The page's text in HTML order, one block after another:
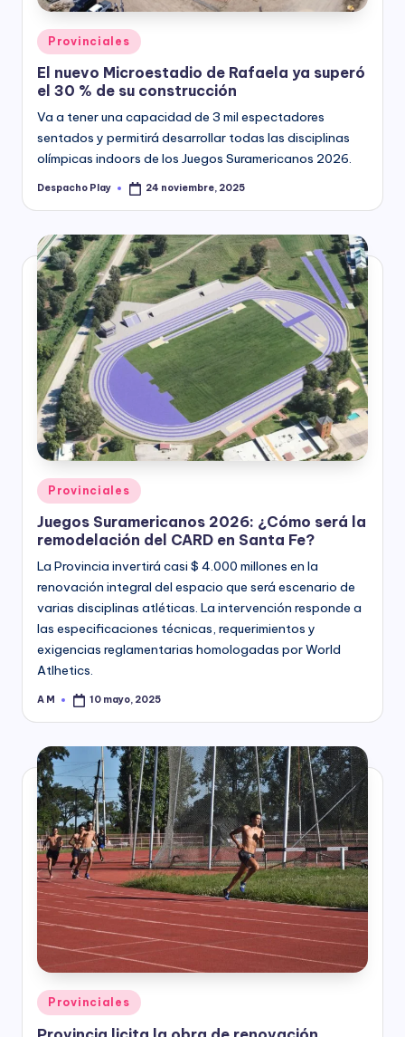
Posted
in
Provinciales
El nuevo Microestadio de Rafaela ya superó
el 30 % de su construcción
Va a tener una capacidad de 3 mil espectadores
sentados y permitirá desarrollar todas las disciplinas
olímpicas indoors de los Juegos Suramericanos 2026.
Posted
Despacho Play 24 noviembre, 2025
Posted
in
Provinciales
Juegos Suramericanos 2026: ¿Cómo será la
remodelación del CARD en Santa Fe?
La Provincia invertirá casi $ 4.000 millones en la
renovación integral del espacio que será escenario de
varias disciplinas atléticas. La intervención responde a
las especificaciones técnicas, requerimientos y
exigencias reglamentarias homologadas por World
Atlhetics.
Posted
A M 10 mayo, 2025
Posted
in
Provinciales